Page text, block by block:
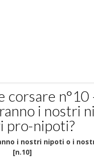
corsare n°10
i nostri
pro-nipoti?
i nostri nipoti o i
[n.10]